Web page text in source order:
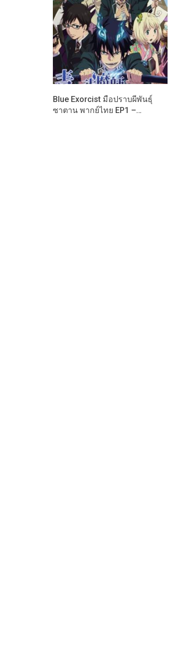
Blue Exorcist มือปราบผีพันธุ์
ซาตาน พากย์ไทย EP1 –…